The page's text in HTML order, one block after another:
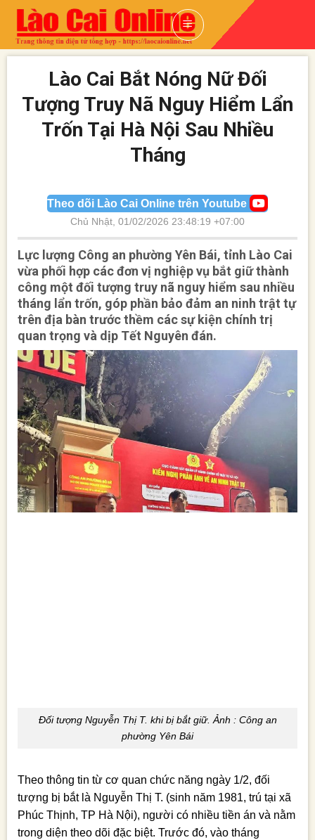
Skip
content
Lào Cai Bắt Nóng Nữ Đối
Tượng Truy Nã Nguy Hiểm Lẩn
Trốn Tại Hà Nội Sau Nhiều
Tháng
Theo dõi Lào Cai Online trên Youtube
Chủ Nhật, 01/02/2026 23:48:19 +07:00
Lực lượng Công an phường Yên Bái, tỉnh Lào Cai
vừa phối hợp các đơn vị nghiệp vụ bắt giữ thành
công một đối tượng truy nã nguy hiểm sau nhiều
tháng lẩn trốn, góp phần bảo đảm an ninh trật tự
trên địa bàn trước thềm các sự kiện chính trị
quan trọng và dịp Tết Nguyên đán.
Đối tượng Nguyễn Thị T. khi bị bắt giữ. Ảnh : Công an
phường Yên Bái
Theo thông tin từ cơ quan chức năng ngày 1/2, đối
tượng bị bắt là Nguyễn Thị T. (sinh năm 1981, trú tại xã
Phúc Thịnh, TP Hà Nội), người có nhiều tiền án và nằm
trong diện theo dõi đặc biệt. Trước đó, vào tháng